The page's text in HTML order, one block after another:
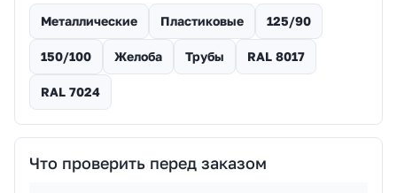
Металлические Пластиковые 125/90
150/100 Желоба Трубы RAL 8017
RAL 7024
Что проверить перед заказом